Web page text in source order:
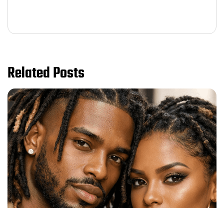
Related Posts